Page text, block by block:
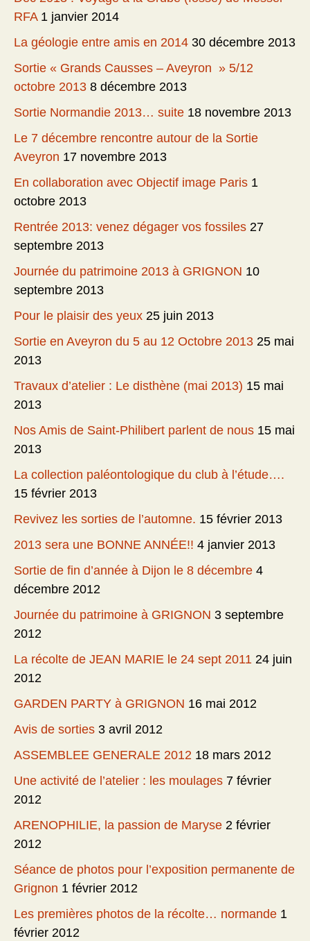
RFA 1 janvier 2014
La géologie entre amis en 2014 30 décembre 2013
Sortie « Grands Causses – Aveyron » 5/12
octobre 2013 8 décembre 2013
Sortie Normandie 2013… suite 18 novembre 2013
Le 7 décembre rencontre autour de la Sortie
Aveyron 17 novembre 2013
En collaboration avec Objectif image Paris 1
octobre 2013
Rentrée 2013: venez dégager vos fossiles 27
septembre 2013
Journée du patrimoine 2013 à GRIGNON 10
septembre 2013
Pour le plaisir des yeux 25 juin 2013
Sortie en Aveyron du 5 au 12 Octobre 2013 25 mai
2013
Travaux d’atelier : Le disthène (mai 2013) 15 mai
2013
Nos Amis de Saint-Philibert parlent de nous 15 mai
2013
La collection paléontologique du club à l’étude….
15 février 2013
Revivez les sorties de l’automne. 15 février 2013
2013 sera une BONNE ANNÉE!! 4 janvier 2013
Sortie de fin d’année à Dijon le 8 décembre 4
décembre 2012
Journée du patrimoine à GRIGNON 3 septembre
2012
La récolte de JEAN MARIE le 24 sept 2011 24 juin
2012
GARDEN PARTY à GRIGNON 16 mai 2012
Avis de sorties 3 avril 2012
ASSEMBLEE GENERALE 2012 18 mars 2012
Une activité de l’atelier : les moulages 7 février
2012
ARENOPHILIE, la passion de Maryse 2 février
2012
Séance de photos pour l’exposition permanente de
Grignon 1 février 2012
Les premières photos de la récolte… normande 1
février 2012